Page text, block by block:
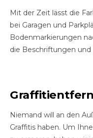
Mit der Zeit lässt die
bei Garagen und
Bodenmarkierungen
die Beschriftungen und
Niemand will an den
Graffitis haben. Um